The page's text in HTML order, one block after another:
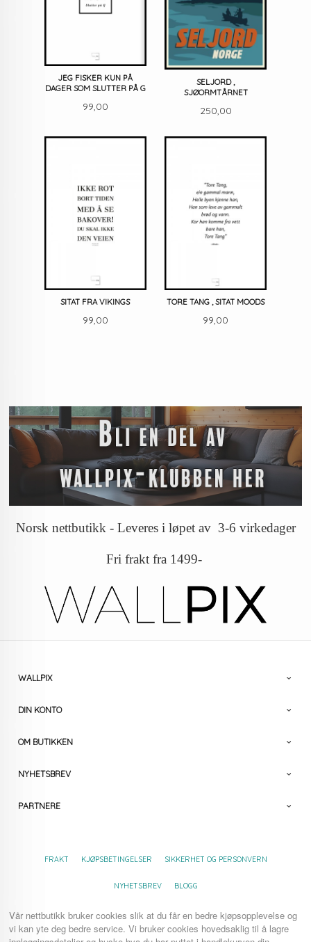
JEG FISKER KUN PÅ
DAGER SOM SLUTTER PÅ G
Pris
99,00
SELJORD ,
SJØORMTÅRNET
Pris
250,00
SITAT FRA VIKINGS
Pris
99,00
TORE TANG , SITAT MOODS
Pris
99,00
Norsk nettbutikk - Leveres i løpet av 3-6 virkedager
Fri frakt fra 1499-
WALLPIX
DIN KONTO
OM BUTIKKEN
NYHETSBREV
PARTNERE
FRAKT KJØPSBETINGELSER SIKKERHET OG PERSONVERN
NYHETSBREV BLOGG
Vår nettbutikk bruker cookies slik at du får en bedre kjøpsopplevelse og
vi kan yte deg bedre service. Vi bruker cookies hovedsaklig til å lagre